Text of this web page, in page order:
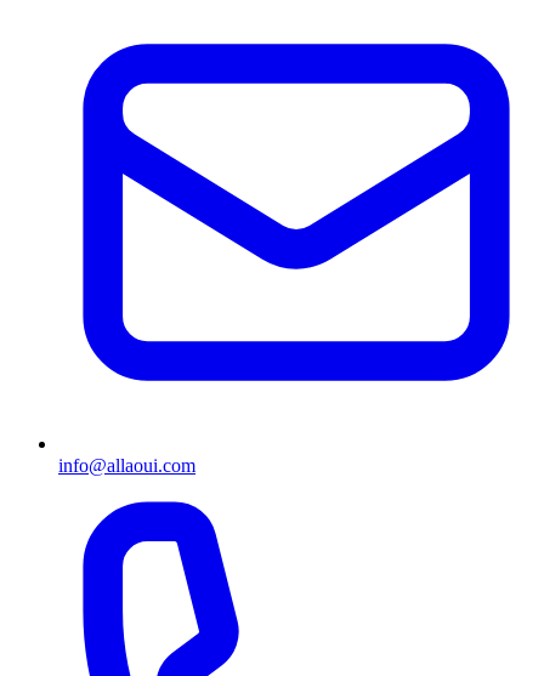
info@allaoui.com